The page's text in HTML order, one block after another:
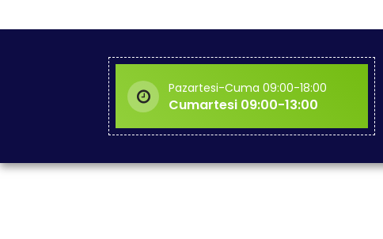
Pazartesi-Cuma 09:00-18:00
Cumartesi 09:00-13:00